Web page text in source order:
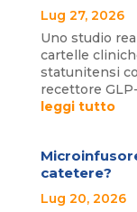
Lug 27, 2026
Uno studio
cartelle
statunitensi
recettore
leggi tutto
catetere?
Lug 20, 2026